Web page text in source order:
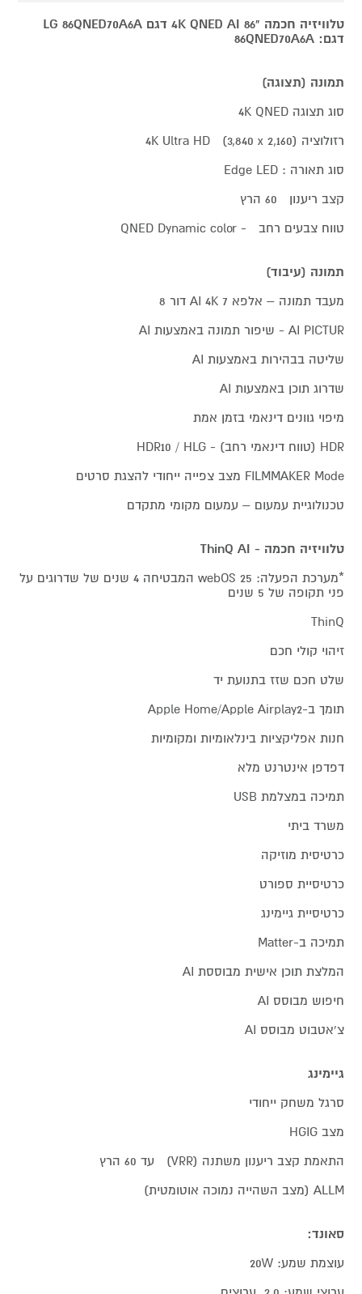
טלוויזיה חכמה "86 4K QNED AI דגם LG 86QNED70A6A
דגם: 86QNED70A6A
תמונה (תצוגה)
סוג תצוגה 4K QNED
רזולוציה 4K Ultra HD (3,840 x 2,160)
סוג תאורה : Edge LED
קצב ריענון 60 הרץ
טווח צבעים רחב - QNED Dynamic color
תמונה (עיבוד)
מעבד תמונה – אלפא 7 AI 4K דור 8
AI PICTUR - שיפור תמונה באמצעות AI
שליטה בבהירות באמצעות AI
שדרוג תוכן באמצעות AI
מיפוי גוונים דינאמי בזמן אמת
HDR (טווח דינאמי רחב) - HDR10 / HLG
FILMMAKER Mode מצב צפייה ייחודי להצגת סרטים
טכנולוגיית עמעום – עמעום מקומי מתקדם
טלוויזיה חכמה - ThinQ AI
*מערכת הפעלה: webOS 25 המבטיחה 4 שנים של שדרוגים על
פני תקופה של 5 שנים
ThinQ
זיהוי קולי חכם
שלט חכם שזז בתנועת יד
תומך ב-Apple Home/Apple Airplay2
חנות אפליקציות בינלאומיות ומקומיות
דפדפן אינטרנט מלא
תמיכה במצלמת USB
משרד ביתי
כרטיסית מוזיקה
כרטיסיית ספורט
כרטיסיית גיימינג
תמיכה ב-Matter
המלצת תוכן אישית מבוססת AI
חיפוש מבוסס AI
צ'אטבוט מבוסס AI
גיימינג
סרגל משחק ייחודי
מצב HGIG
התאמת קצב ריענון משתנה (VRR) עד 60 הרץ
ALLM (מצב השהייה נמוכה אוטומטית)
סאונד:
עוצמת שמע: 20W